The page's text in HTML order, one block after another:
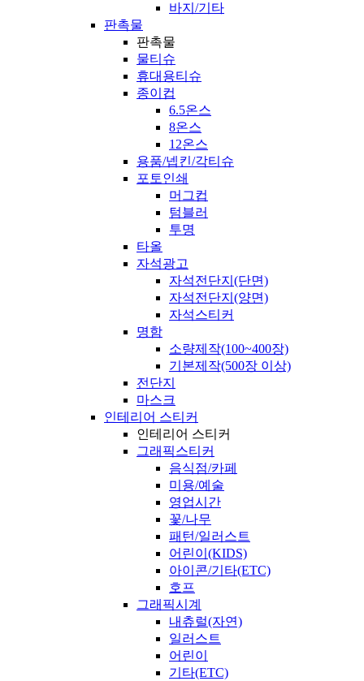
바지/기타
판촉물
판촉물
물티슈
휴대용티슈
종이컵
6.5온스
8온스
12온스
용품/넵킨/각티슈
포토인쇄
머그컵
텀블러
투명
타올
자석광고
자석전단지(단면)
자석전단지(양면)
자석스티커
명함
소량제작(100~400장)
기본제작(500장 이상)
전단지
마스크
인테리어 스티커
인테리어 스티커
그래픽스티커
음식점/카페
미용/예술
영업시간
꽃/나무
패턴/일러스트
어린이(KIDS)
아이콘/기타(ETC)
호프
그래픽시계
내츄럴(자연)
일러스트
어린이
기타(ETC)